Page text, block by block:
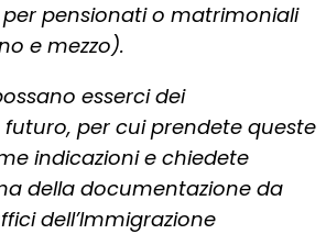
per pensionati o matrimoniali
e mezzo).
esserci dei
per cui prendete queste
indicazioni e chiedete
della documentazione da
dell’Immigrazione